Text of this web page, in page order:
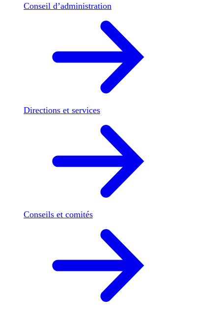
Conseil d’administration
Directions et services
Conseils et comités